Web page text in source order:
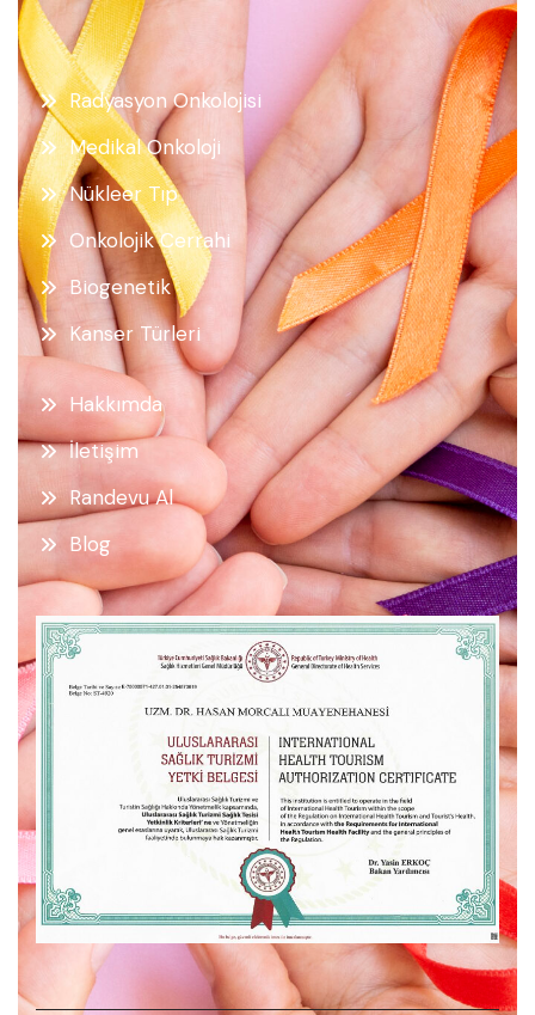
Radyasyon Onkolojisi
Medikal Onkoloji
Nükleer Tıp
Onkolojik Cerrahi
Biogenetik
Kanser Türleri
Hakkımda
İletişim
Randevu Al
Blog